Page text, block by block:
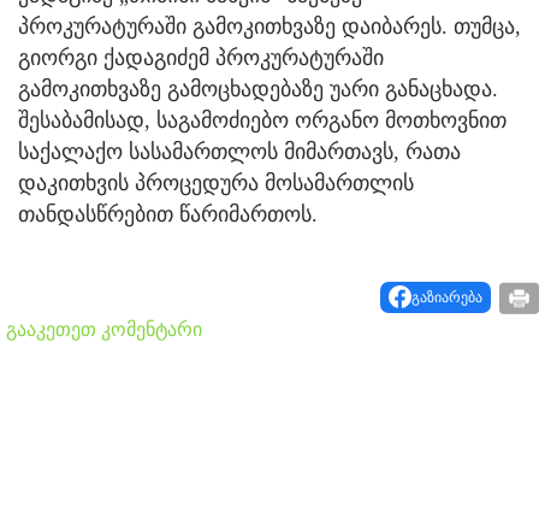
პროკურატურაში გამოკითხვაზე დაიბარეს. თუმცა,
გიორგი ქადაგიძემ პროკურატურაში
გამოკითხვაზე გამოცხადებაზე უარი განაცხადა.
შესაბამისად, საგამოძიებო ორგანო მოთხოვნით
საქალაქო სასამართლოს მიმართავს, რათა
დაკითხვის პროცედურა მოსამართლის
თანდასწრებით წარიმართოს.
გაზიარება
გააკეთეთ კომენტარი